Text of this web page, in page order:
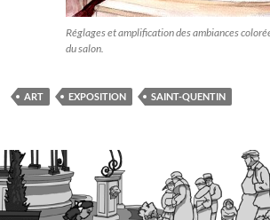
Réglages et amplification des ambiances
du salon.
ART EXPOSITION SAINT-QUENTIN